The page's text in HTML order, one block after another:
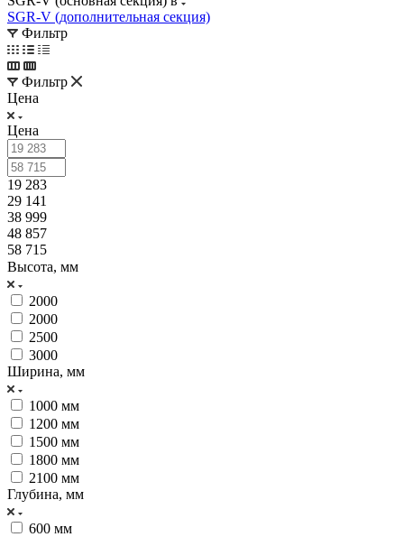
SGR-V (дополнительная секция)
Фильтр
Фильтр
Цена
Цена
19 283
29 141
38 999
48 857
58 715
Высота, мм
2000
2000
2500
3000
Ширина, мм
1000 мм
1200 мм
1500 мм
1800 мм
2100 мм
Глубина, мм
600 мм